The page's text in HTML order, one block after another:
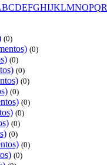
BCDEFGHIJKLMNOPQR
(0)
(0)
(0)
(0)
(0)
(0)
(0)
(0)
(0)
(0)
(0)
(0)